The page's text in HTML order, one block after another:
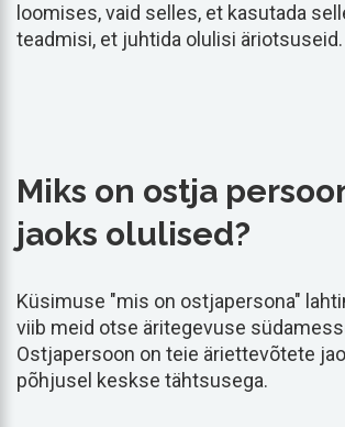
loomises, vaid selles, et kasutada
teadmisi, et juhtida olulisi äriotsuseid.
Miks on ostja
jaoks olulised?
Küsimuse "mis on ostjapersona"
viib meid otse äritegevuse
Ostjapersoon on teie äriettevõtete
põhjusel keskse tähtsusega.